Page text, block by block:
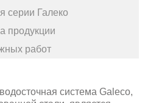
серии Галеко
продукции
работ
система Galeco,